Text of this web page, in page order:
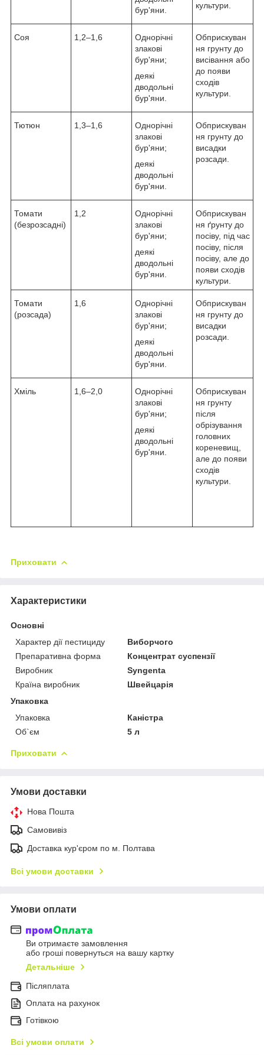
бур'яни.
культури.
Соя 1,2–1,6
Однорічні
злакові
бур'яни;
деякі
дводольні
бур'яни.
Обприскуван
ня грунту до
висівання або
до появи
сходів
культури.
Тютюн 1,3–1,6
Однорічні
злакові
бур'яни;
деякі
дводольні
бур'яни.
Обприскуван
ня грунту до
висадки
розсади.
Томати
(безрозсадні)
1,2
Однорічні
злакові
бур'яни;
деякі
дводольні
бур'яни.
Обприскуван
ня ґрунту до
посіву, під час
посіву, після
посіву, але до
появи сходів
культури.
Томати
(розсада)
1,6
Однорічні
злакові
бур'яни;
деякі
дводольні
бур'яни.
Обприскуван
ня грунту до
висадки
розсади.
Хміль 1,6–2,0
Однорічні
злакові
бур'яни;
деякі
дводольні
бур'яни.
Обприскуван
ня грунту
після
обрізування
головних
кореневищ,
але до появи
сходів
культури.
Приховати
Характеристики
Основні
Характер дії пестициду
Виборчого
Препаративна форма
Концентрат суспензії
Виробник
Syngenta
Країна виробник
Швейцарія
Упаковка
Упаковка
Каністра
Об`єм
5 л
Приховати
Умови доставки
Нова Пошта
Самовивіз
Доставка кур'єром по м. Полтава
Всі умови доставки
Умови оплати
Ви отримаєте замовлення
або гроші повернуться на вашу картку
Детальніше
Післяплата
Оплата на рахунок
Готівкою
Всі умови оплати